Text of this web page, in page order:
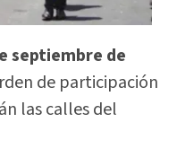
septiembre de
de participación
las calles del